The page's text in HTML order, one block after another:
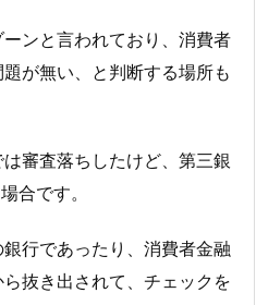
ンと言われており、消費者
が無い、と判断する場所も
審査落ちしたけど、第三銀
合です。
行であったり、消費者金融
抜き出されて、チェックを